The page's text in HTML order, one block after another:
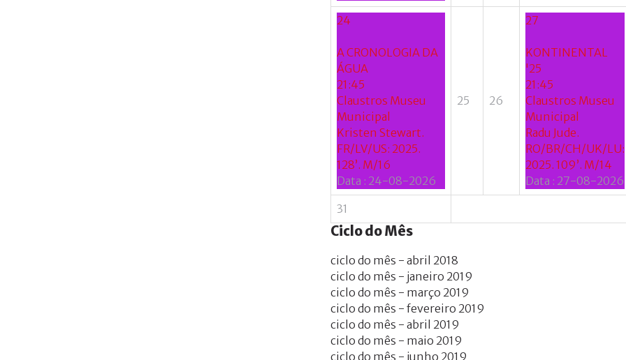
24
A CRONOLOGIA DA
ÁGUA
21:45
Claustros Museu
Municipal
Kristen Stewart.
FR/LV/US: 2025.
128’. M/16
Data : 24-08-2026
25 26
27
KONTINENTAL
'25
21:45
Claustros Museu
Municipal
Radu Jude.
RO/BR/CH/UK/LU:
2025. 109’. M/14
Data : 27-08-2026
31
CiclodoMês
ciclo do mês - abril 2018
ciclo do mês - janeiro 2019
ciclo do mês - março 2019
ciclo do mês - fevereiro 2019
ciclo do mês - abril 2019
ciclo do mês - maio 2019
ciclo do mês - junho 2019